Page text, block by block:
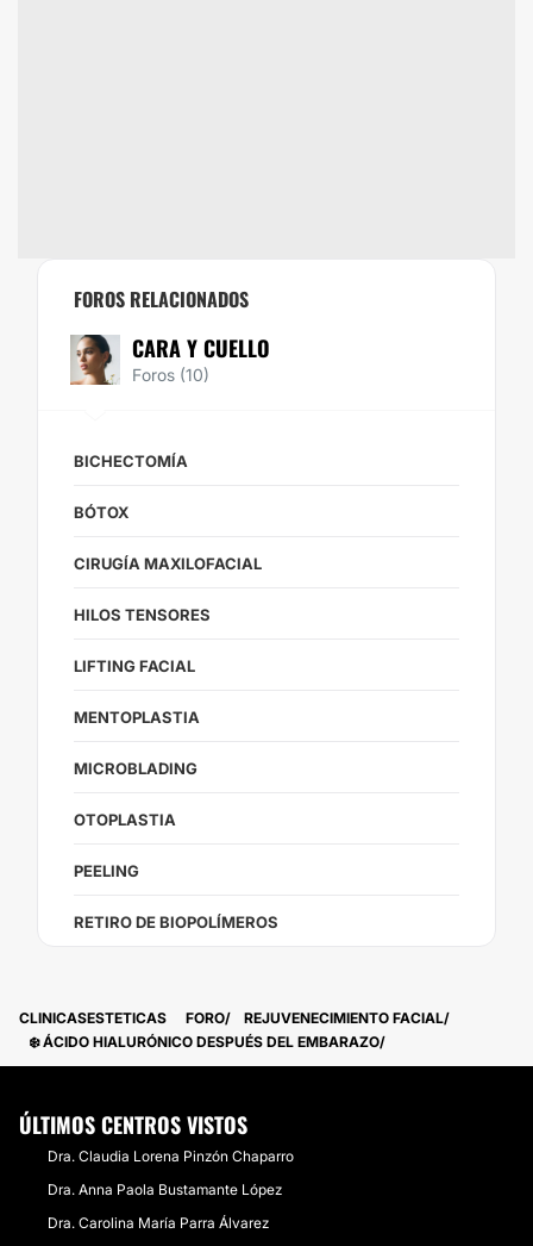
FOROS RELACIONADOS
CARA Y CUELLO
Foros (10)
BICHECTOMÍA
BÓTOX
CIRUGÍA MAXILOFACIAL
HILOS TENSORES
LIFTING FACIAL
MENTOPLASTIA
MICROBLADING
OTOPLASTIA
PEELING
RETIRO DE BIOPOLÍMEROS
CLINICASESTETICAS FORO
REJUVENECIMIENTO FACIAL
❄️ ÁCIDO HIALURÓNICO DESPUÉS DEL EMBARAZO
ÚLTIMOS CENTROS VISTOS
Dra. Claudia Lorena Pinzón Chaparro
Dra. Anna Paola Bustamante López
Dra. Carolina María Parra Álvarez